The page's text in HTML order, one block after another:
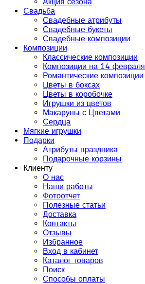
Свадьба
Свадебные атрибуты
Свадебные букеты
Свадебные композиции
Композиции
Классические композиции
Композиции на 14 февраля
Романтические композиции
Цветы в боксах
Цветы в коробочке
Игрушки из цветов
Макаруны с Цветами
Сердца
Мягкие игрушки
Подарки
Атрибуты праздника
Подарочные корзины
Клиенту
О нас
Наши работы
Фотоотчет
Полезные статьи
Доставка
Контакты
Отзывы
Избранное
Вход в кабинет
Каталог товаров
Поиск
Способы оплаты